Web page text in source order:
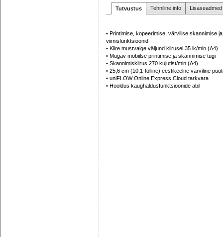
Tutvustus Tehniline info
• Printimise, kopeerimise, värvilise skannimise
viimisfunktsioonid
• Kiire mustvalge väljund kiirusel 35 lk/min (A4)
• Mugav mobiilse printimise ja skannimise tugi
• Skannimiskiirus 270 kujutist/min (A4)
• 25,6 cm (10,1-tolline) eestikeelne värviline
• uniFLOW Online Express Cloud tarkvara
• Hooldus kaughaldusfunktsioonide abil